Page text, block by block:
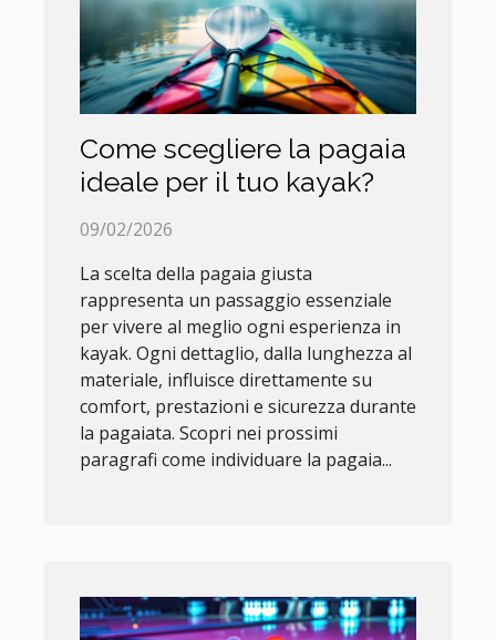
Come scegliere la pagaia
ideale per il tuo kayak?
09/02/2026
La scelta della pagaia giusta
rappresenta un passaggio essenziale
per vivere al meglio ogni esperienza in
kayak. Ogni dettaglio, dalla lunghezza al
materiale, influisce direttamente su
comfort, prestazioni e sicurezza durante
la pagaiata. Scopri nei prossimi
paragrafi come individuare la pagaia...